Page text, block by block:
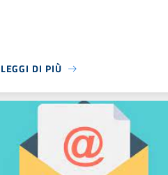
LEGGI DI PIÙ